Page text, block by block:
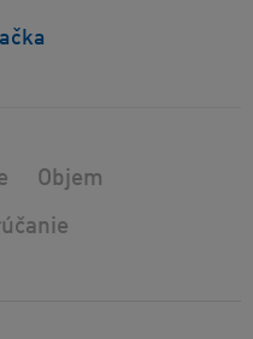
Objem